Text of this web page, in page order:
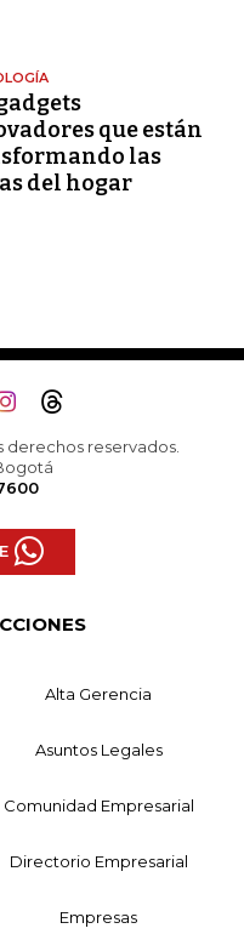
que están
las
del hogar
derechos reservados.
Alta Gerencia
Asuntos Legales
Comunidad Empresarial
Directorio Empresarial
Empresas